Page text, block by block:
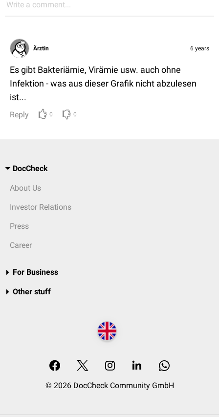
Write a comment...
Ärztin 6 years
Es gibt Bakteriämie, Virämie usw. auch ohne
Infektion - was aus dieser Grafik nicht abzulesen
ist...
Reply 0 0
DocCheck
About Us
Investor Relations
Press
Career
For Business
Other stuff
© 2026 DocCheck Community GmbH